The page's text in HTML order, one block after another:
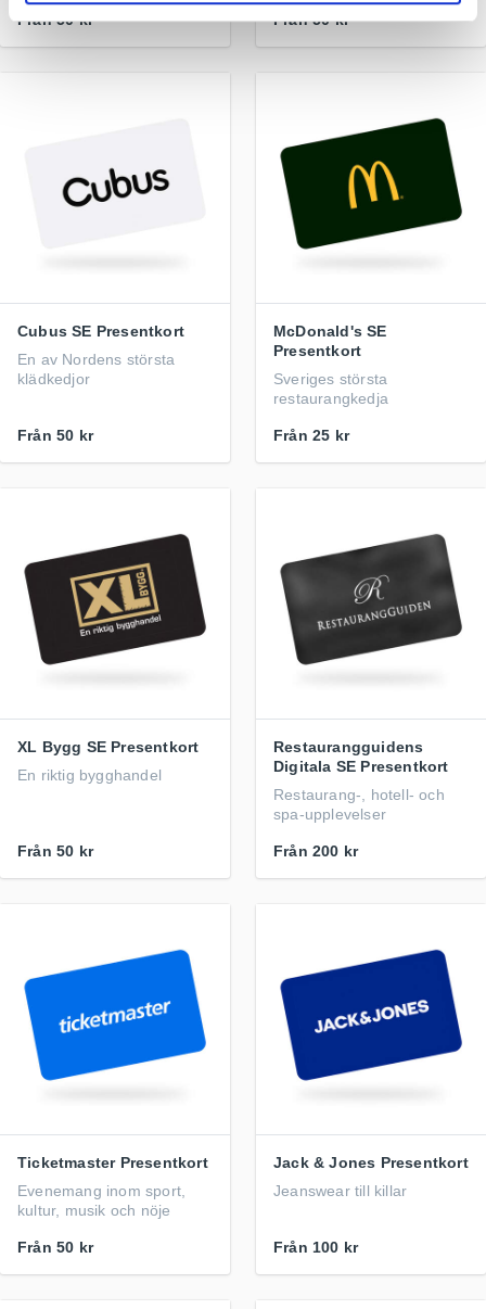
Från 50 kr Från 50 kr
Cubus SE Presentkort
En av Nordens största
klädkedjor
Från 50 kr
McDonald's SE
Presentkort
Sveriges största
restaurangkedja
Från 25 kr
XL Bygg SE Presentkort
En riktig bygghandel
Från 50 kr
Restaurangguidens
Digitala SE Presentkort
Restaurang-, hotell- och
spa-upplevelser
Från 200 kr
Ticketmaster Presentkort
Evenemang inom sport,
kultur, musik och nöje
Från 50 kr
Jack & Jones Presentkort
Jeanswear till killar
Från 100 kr